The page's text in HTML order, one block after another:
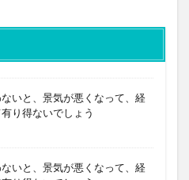
いと、景気が悪くなって、経
り得ないでしょう
いと、景気が悪くなって、経